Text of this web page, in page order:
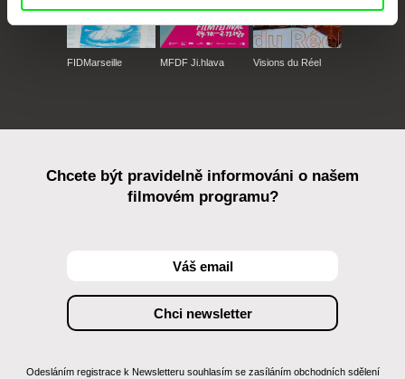
FIDMarseille MFDF Ji.hlava Visions du Réel
Chcete být pravidelně informováni o našem
filmovém programu?
Odesláním registrace k Newsletteru souhlasím se zasíláním obchodních sdělení